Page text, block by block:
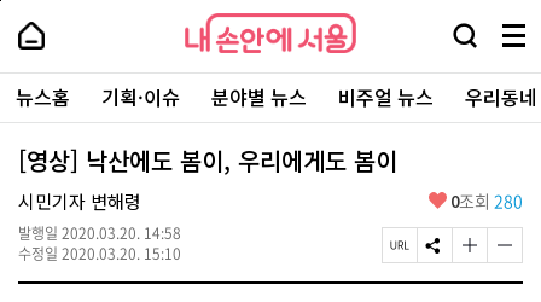
본
로
가
내
손
안
에
서
울
-
서
울
시
대
표
소
내
손
에
울
검
창
열
기
메
뉴
전
체
보
주
요
서
뉴스홈 기획·이슈 분야별 뉴스 비주얼 뉴스 우리동
[영상] 낙산에도 봄이, 우리에게도 봄이
시민기자 변해령
발행일 2020.03.20. 14:58
수정일 2020.03.20. 15:10
좋
요
0조회 280
페
이
S
N
글
자
글
자
페
상
단
로